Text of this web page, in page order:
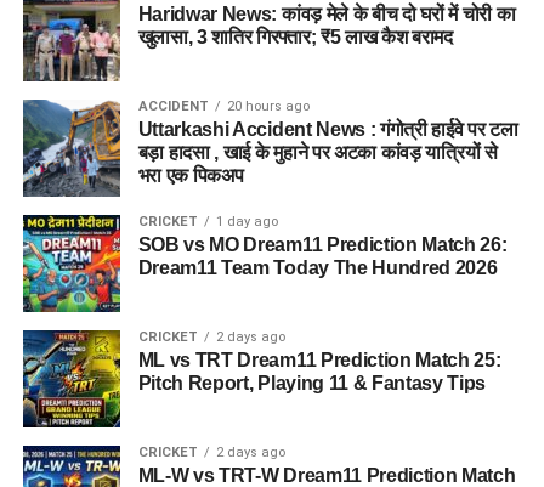
Haridwar News: कांवड़ मेले के बीच दो घरों में चोरी का
खुलासा, 3 शातिर गिरफ्तार; ₹5 लाख कैश बरामद
ACCIDENT 20 hours ago
Uttarkashi Accident News : गंगोत्री हाईवे पर टला
बड़ा हादसा , खाई के मुहाने पर अटका कांवड़ यात्रियों से
भरा एक पिकअप
CRICKET 1 day ago
SOB vs MO Dream11 Prediction Match 26:
Dream11 Team Today The Hundred 2026
CRICKET 2 days ago
ML vs TRT Dream11 Prediction Match 25:
Pitch Report, Playing 11 & Fantasy Tips
CRICKET 2 days ago
ML-W vs TRT-W Dream11 Prediction Match